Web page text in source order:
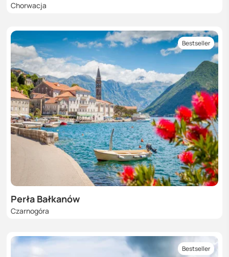
Chorwacja
Bestseller
Perła Bałkanów
Czarnogóra
Bestseller